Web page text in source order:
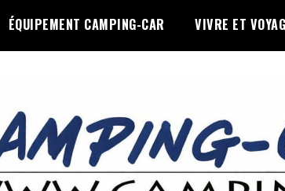
ÉQUIPEMENT CAMPING-CAR VIVRE ET